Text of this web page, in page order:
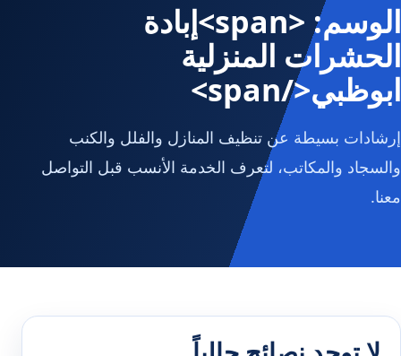
الوسم: <span>إبادة
الحشرات المنزلية
ابوظبي</span>
إرشادات بسيطة عن تنظيف المنازل والفلل والكنب
والسجاد والمكاتب، لتعرف الخدمة الأنسب قبل التواصل
معنا.